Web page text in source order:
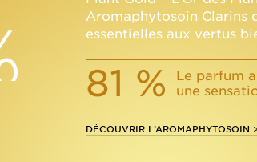
Aromaphytosoin Clarins
essentielles aux vertus
81 %
Le parfum
une
DÉCOUVRIR L’AROMAPHYTOSOIN